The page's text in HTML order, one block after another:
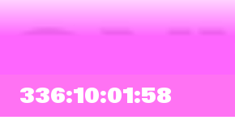
336:10:01:58